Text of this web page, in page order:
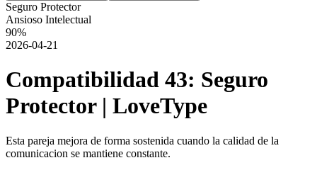
Seguro Protector
Ansioso Intelectual
90%
2026-04-21
Compatibilidad 43: Seguro
Protector | LoveType
Esta pareja mejora de forma sostenida cuando la calidad de la
comunicacion se mantiene constante.